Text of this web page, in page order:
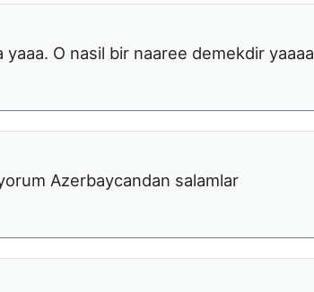
O nasil bir naaree demekdir yaaaa
Azerbaycandan salamlar